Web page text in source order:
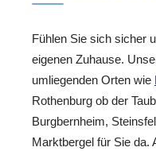
Fühlen Sie sich sicher
eigenen Zuhause.
umliegenden Orten wie
Rothenburg ob der
Burgbernheim,
Marktbergel für Sie da.